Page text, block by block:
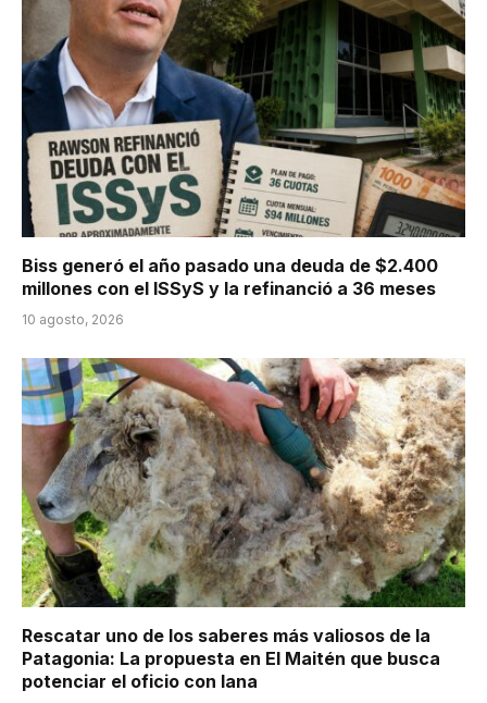
Biss generó el año pasado una deuda de $2.400
millones con el ISSyS y la refinanció a 36 meses
10 agosto, 2026
Rescatar uno de los saberes más valiosos de la
Patagonia: La propuesta en El Maitén que busca
potenciar el oficio con lana